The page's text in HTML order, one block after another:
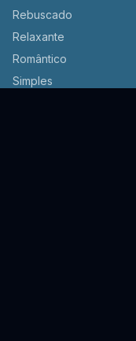
Rebuscado
Relaxante
Romântico
Simples